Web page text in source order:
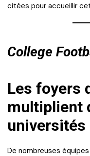
citées pour accueillir
College
Les foyers
multiplient
universités
De nombreuses